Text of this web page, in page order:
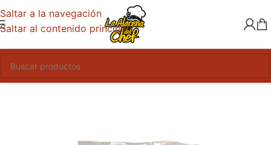
Saltar a la navegación
Saltar al contenido principal